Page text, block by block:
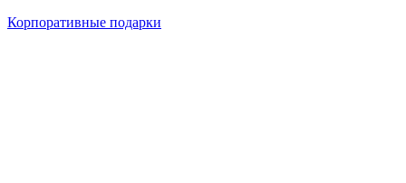
Корпоративные подарки